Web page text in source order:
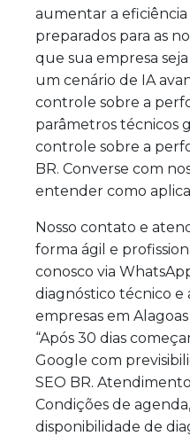
aumentar a eficiência
preparados para as
que sua empresa
um cenário de IA
controle sobre a
parâmetros técnicos
controle sobre a
BR. Converse com
entender como
Nosso contato e
forma ágil e
conosco via
diagnóstico técnico e
empresas em
“Após 30 dias
Google com
SEO BR.
Condições de
disponibilidade de